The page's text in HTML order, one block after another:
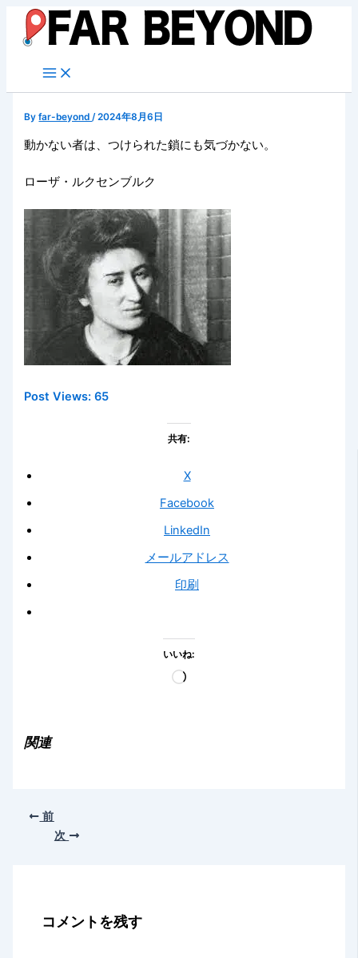
キ
Byfar-beyond/2024年8月6日
動かない者は、つけられた鎖にも気づかない。
ローザ・ルクセンブルク
Post Views: 65
共有:
X
Facebook
LinkedIn
メールアドレス
印刷
いいね:
読
関連
前
次
コメントを残す